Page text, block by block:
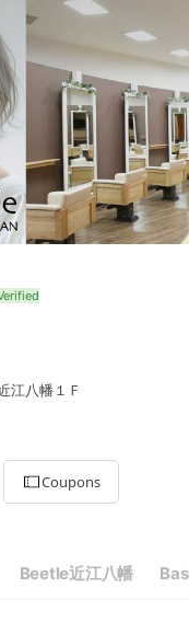
江八幡１Ｆ
Coupons
Beetle近江八幡